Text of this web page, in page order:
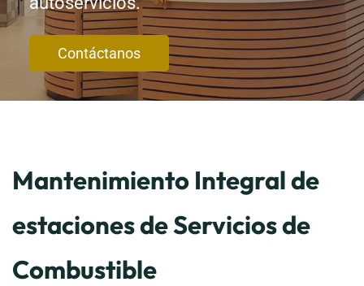
Contáctanos
Mantenimiento Integral de
estaciones de Servicios de
Combustible